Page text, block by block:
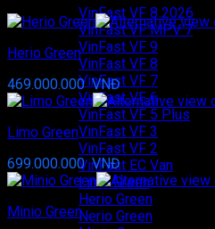
VinFast VF 8 2026
VinFast VF MPV 7
VinFast VF 9
VinFast VF 8
VinFast VF 7
VinFast VF 6
VinFast VF 5 Plus
VinFast VF 3
VinFast VF 2
VinFast EC Van
Limo Green
Herio Green
Nerio Green
Herio Green
469.000.000VNĐ
Limo Green
699.000.000VNĐ
Minio Green